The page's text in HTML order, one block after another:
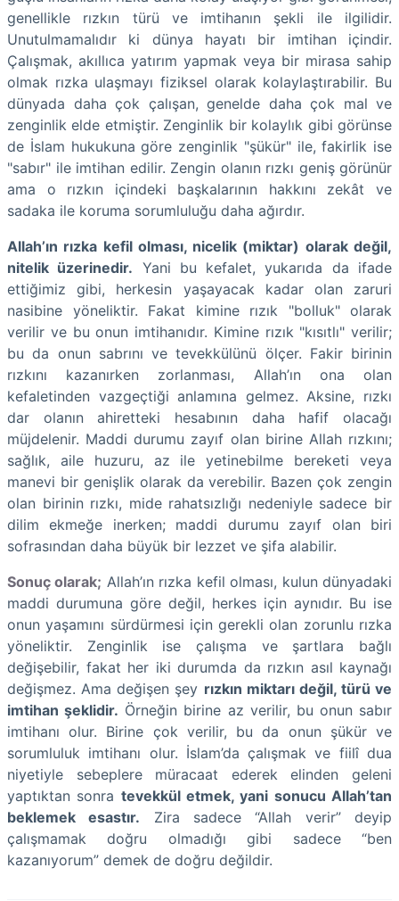
genellikle rızkın türü ve imtihanın şekli ile ilgilidir.
Unutulmamalıdır ki dünya hayatı bir imtihan içindir.
Çalışmak, akıllıca yatırım yapmak veya bir mirasa sahip
olmak rızka ulaşmayı fiziksel olarak kolaylaştırabilir. Bu
dünyada daha çok çalışan, genelde daha çok mal ve
zenginlik elde etmiştir. Zenginlik bir kolaylık gibi görünse
de İslam hukukuna göre zenginlik "şükür" ile, fakirlik ise
"sabır" ile imtihan edilir. Zengin olanın rızkı geniş görünür
ama o rızkın içindeki başkalarının hakkını zekât ve
sadaka ile koruma sorumluluğu daha ağırdır.
Allah’ın rızka kefil olması, nicelik (miktar) olarak değil,
nitelik üzerinedir. Yani bu kefalet, yukarıda da ifade
ettiğimiz gibi, herkesin yaşayacak kadar olan zaruri
nasibine yöneliktir. Fakat kimine rızık "bolluk" olarak
verilir ve bu onun imtihanıdır. Kimine rızık "kısıtlı" verilir;
bu da onun sabrını ve tevekkülünü ölçer. Fakir birinin
rızkını kazanırken zorlanması, Allah’ın ona olan
kefaletinden vazgeçtiği anlamına gelmez. Aksine, rızkı
dar olanın ahiretteki hesabının daha hafif olacağı
müjdelenir. Maddi durumu zayıf olan birine Allah rızkını;
sağlık, aile huzuru, az ile yetinebilme bereketi veya
manevi bir genişlik olarak da verebilir. Bazen çok zengin
olan birinin rızkı, mide rahatsızlığı nedeniyle sadece bir
dilim ekmeğe inerken; maddi durumu zayıf olan biri
sofrasından daha büyük bir lezzet ve şifa alabilir.
Sonuç olarak; Allah’ın rızka kefil olması, kulun dünyadaki
maddi durumuna göre değil, herkes için aynıdır. Bu ise
onun yaşamını sürdürmesi için gerekli olan zorunlu rızka
yöneliktir. Zenginlik ise çalışma ve şartlara bağlı
değişebilir, fakat her iki durumda da rızkın asıl kaynağı
değişmez. Ama değişen şey rızkın miktarı değil, türü ve
imtihan şeklidir. Örneğin birine az verilir, bu onun sabır
imtihanı olur. Birine çok verilir, bu da onun şükür ve
sorumluluk imtihanı olur. İslam’da çalışmak ve fiilî dua
niyetiyle sebeplere müracaat ederek elinden geleni
yaptıktan sonra tevekkül etmek, yani sonucu Allah’tan
beklemek esastır. Zira sadece “Allah verir” deyip
çalışmamak doğru olmadığı gibi sadece “ben
kazanıyorum” demek de doğru değildir.